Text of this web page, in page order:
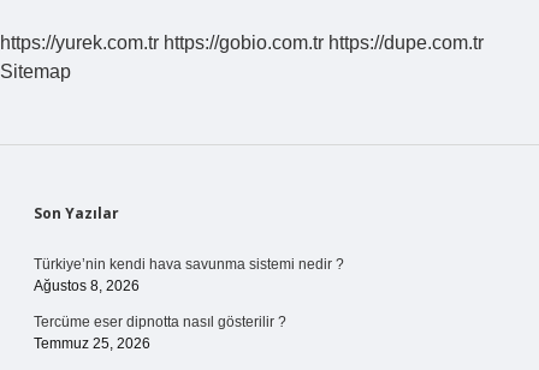
https://yurek.com.tr https://gobio.com.tr https://dupe.com.tr
Sitemap
Sidebar
Son Yazılar
Türkiye’nin kendi hava savunma sistemi nedir ?
Ağustos 8, 2026
Tercüme eser dipnotta nasıl gösterilir ?
Temmuz 25, 2026